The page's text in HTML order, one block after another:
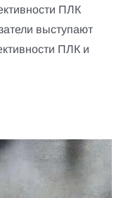
ПЛК
выступают
ПЛК и